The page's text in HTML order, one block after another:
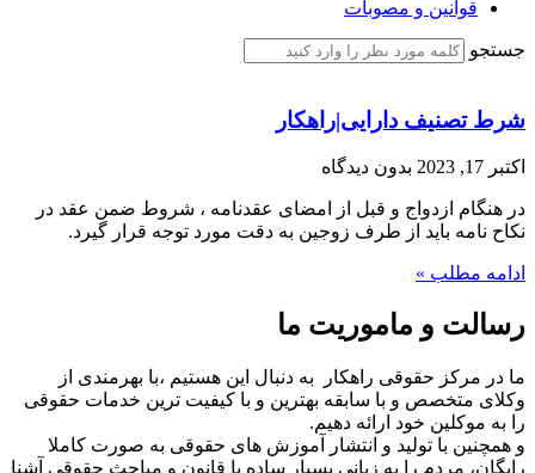
قوانین و مصوبات
جستجو
شرط تصنیف دارایی|راهکار
اکتبر 17, 2023 بدون دیدگاه
در هنگام ازدواج و قبل از امضای عقدنامه ، شروط ضمن عقد در
نکاح نامه باید از طرف زوجین به دقت مورد توجه قرار گیرد.
ادامه مطلب »
رسالت و ماموریت ما
ما در مرکز حقوقی راهکار به دنبال این هستیم ،با بهرمندی از
وکلای متخصص و با سابقه بهترین و با کیفیت ترین خدمات حقوقی
را به موکلین خود ارائه دهیم.
و همچنین با تولید و انتشار آموزش های حقوقی به صورت کاملا
رایگان، مردم را به زبانی بسیار ساده با قانون و مباحث حقوقی آشنا